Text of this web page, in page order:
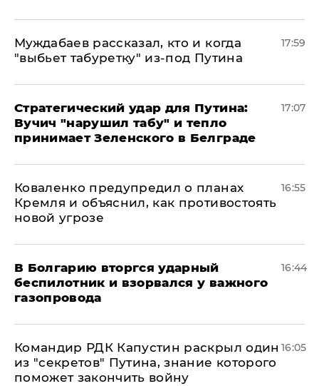
Муждабаев рассказал, кто и когда
"выбьет табуретку" из-под Путина
17:59
Стратегический удар для Путина:
Вучич "нарушил табу" и тепло
принимает Зеленского в Белграде
17:07
Коваленко предупредил о планах
Кремля и объяснил, как противостоять
новой угрозе
16:55
В Болгарию вторгся ударный
беспилотник и взорвался у важного
газопровода
16:44
Командир РДК Капустин раскрыл один
из "секретов" Путина, знание которого
поможет закончить войну
16:05